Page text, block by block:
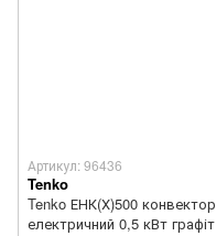
Артикул: 96436
Tenko
Tenko ЕНК(Х)500 конвектор
електричний 0,5 кВт графіт